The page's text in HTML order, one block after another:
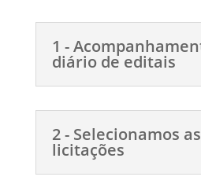
1 -
diário de editais
2 - Selecionamos as
licitações